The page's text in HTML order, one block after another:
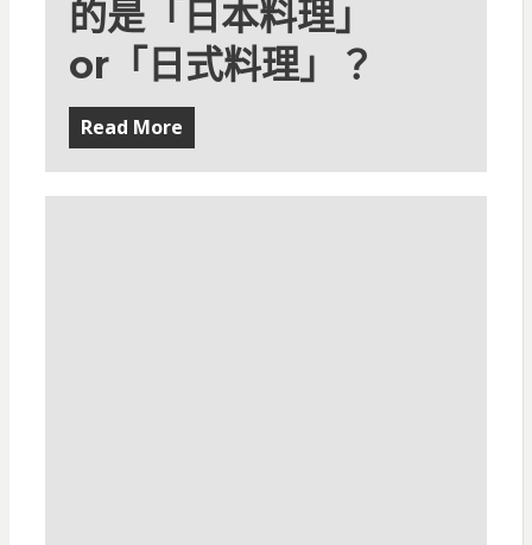
的是「日本料理」
or「日式料理」？
Read More